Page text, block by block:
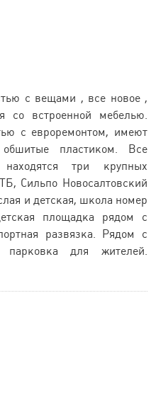
с вещами , все новое ,
со встроенной мебелью.
с евроремонтом, имеют
пластиком. Все
три крупных
Сильпо Новосалтовский
и детская, школа номер
площадка рядом с
развязка. Рядом с
парковка для жителей.